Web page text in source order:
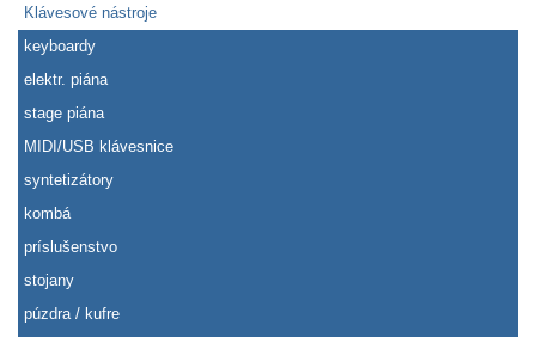
Klávesové nástroje
keyboardy
elektr. piána
stage piána
MIDI/USB klávesnice
syntetizátory
kombá
príslušenstvo
stojany
púzdra / kufre